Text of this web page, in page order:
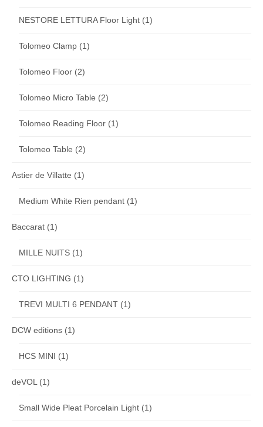
NESTORE LETTURA Floor Light (1)
Tolomeo Clamp (1)
Tolomeo Floor (2)
Tolomeo Micro Table (2)
Tolomeo Reading Floor (1)
Tolomeo Table (2)
Astier de Villatte (1)
Medium White Rien pendant (1)
Baccarat (1)
MILLE NUITS (1)
CTO LIGHTING (1)
TREVI MULTI 6 PENDANT (1)
DCW editions (1)
HCS MINI (1)
deVOL(1)
Small Wide Pleat Porcelain Light (1)